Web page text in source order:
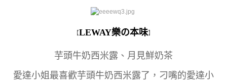
【LEWAY樂の本味】
芋頭牛奶西米露、月見鮮奶茶
愛達小姐最喜歡芋頭牛奶西米露了，刁嘴的愛達小